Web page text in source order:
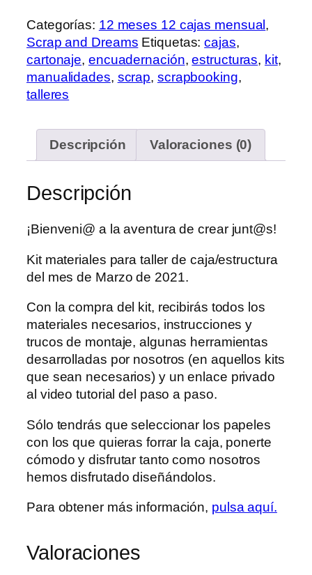
2021
–
Para
Ti
cantidad
Categorías: 12 meses 12 cajas mensual,
Scrap and Dreams Etiquetas:cajas,
cartonaje, encuadernación,estructuras, kit,
manualidades, scrap, scrapbooking,
talleres
Descripción Valoraciones (0)
Descripción
¡Bienveni@ a la aventura de crear junt@s!
Kit materiales para taller de caja/estructura
del mes de Marzo de 2021.
Con la compra del kit, recibirás todos los
materiales necesarios, instrucciones y
trucos de montaje, algunas herramientas
desarrolladas por nosotros (en aquellos kits
que sean necesarios) y un enlace privado
al video tutorial del paso a paso.
Sólo tendrás que seleccionar los papeles
con los que quieras forrar la caja, ponerte
cómodo y disfrutar tanto como nosotros
hemos disfrutado diseñándolos.
Para obtener más información, pulsa aquí.
Valoraciones